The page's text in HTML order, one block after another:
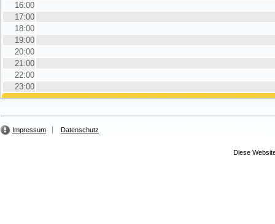
16:00
17:00
18:00
19:00
20:00
21:00
22:00
23:00
Impressum Datenschutz
Diese